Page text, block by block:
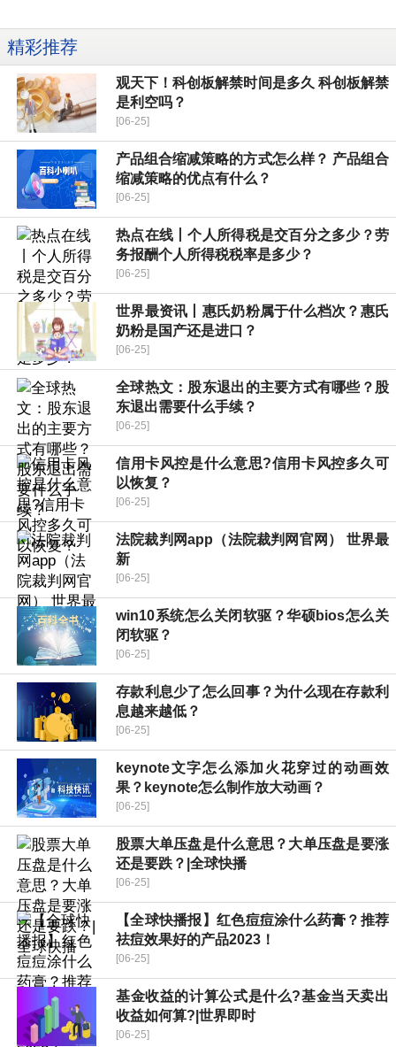
精彩推荐
观天下！科创板解禁时间是多久 科创板解禁
是利空吗？
[06-25]
产品组合缩减策略的方式怎么样？ 产品组合
缩减策略的优点有什么？
[06-25]
热点在线丨个人所得税是交百分之多少？劳
务报酬个人所得税税率是多少？
[06-25]
世界最资讯丨惠氏奶粉属于什么档次？惠氏
奶粉是国产还是进口？
[06-25]
全球热文：股东退出的主要方式有哪些？股
东退出需要什么手续？
[06-25]
信用卡风控是什么意思?信用卡风控多久可
以恢复？
[06-25]
法院裁判网app（法院裁判网官网） 世界最
新
[06-25]
win10系统怎么关闭软驱？华硕bios怎么关
闭软驱？
[06-25]
存款利息少了怎么回事？为什么现在存款利
息越来越低？
[06-25]
keynote文字怎么添加火花穿过的动画效
果？keynote怎么制作放大动画？
[06-25]
股票大单压盘是什么意思？大单压盘是要涨
还是要跌？|全球快播
[06-25]
【全球快播报】红色痘痘涂什么药膏？推荐
祛痘效果好的产品2023！
[06-25]
基金收益的计算公式是什么?基金当天卖出
收益如何算?|世界即时
[06-25]